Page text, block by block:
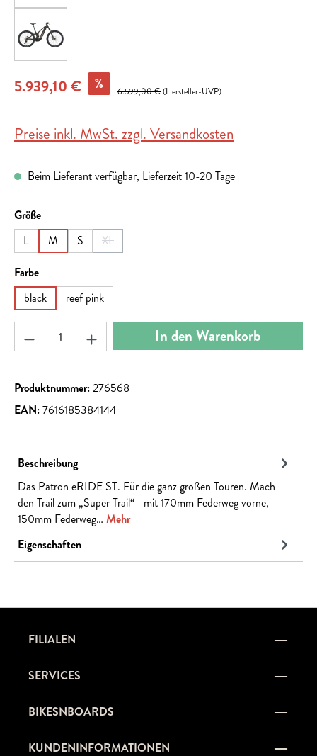
5.939,10 € % 6.599,00 €(Hersteller-UVP)
Preise inkl. MwSt. zzgl. Versandkosten
Beim Lieferant verfügbar, Lieferzeit 10-20 Tage
Größeauswählen
L
M S XL
(Diese Option ist zurzeit nicht verfügbar.)
Farbeauswählen
black
reef pink
Produkt Anzahl: Gib den gewünschten Wert ein
In den Warenkorb
Produktnummer:276568
EAN:7616185384144
Beschreibung
Das Patron eRIDE ST. Für die ganz großen Touren. Mach
den Trail zum „Super Trail“– mit 170mm Federweg vorne,
150mm Federweg… Mehr
Eigenschaften
FILIALEN
SERVICES
BIKESNBOARDS
KUNDENINFORMATIONEN